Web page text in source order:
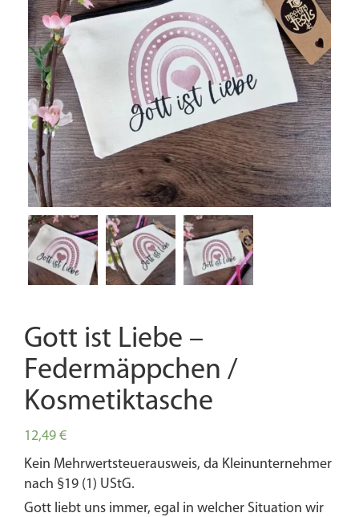
Gott ist Liebe –
Federmäppchen /
Kosmetiktasche
12,49 €
Kein Mehrwertsteuerausweis, da Kleinunternehmer
nach §19 (1) UStG.
Gott liebt uns immer, egal in welcher Situation wir